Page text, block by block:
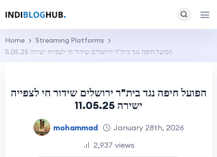
Home
Streaming Platforms
הפועל חיפה נגד בית"ר ירושלים שידור חי לצפייה ישירה 11.05.25
הפועל חיפה נגד בית"ר ירושלים שידור חי לצפייה
ישירה 11.05.25
mohammad
January 28th, 2026
2,937 views